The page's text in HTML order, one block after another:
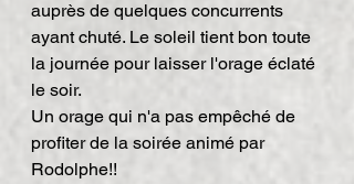
auprès de quelques concurrents
ayant chuté. Le soleil tient bon toute
la journée pour laisser l'orage éclaté
le soir.
Un orage qui n'a pas empêché de
profiter de la soirée animé par
Rodolphe!!